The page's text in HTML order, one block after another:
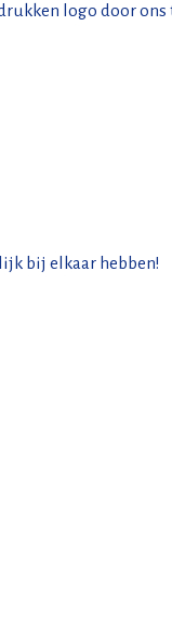
logo door ons
bij elkaar hebben!